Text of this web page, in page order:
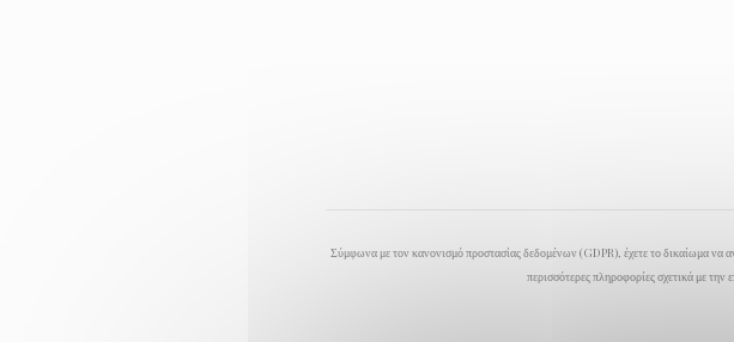
Σύμφωνα με τον κανονισμό προστασίας δεδομένων (GDPR), έχετε το δικαίωμα να
περισσότερες πληροφορίες σχετικά με